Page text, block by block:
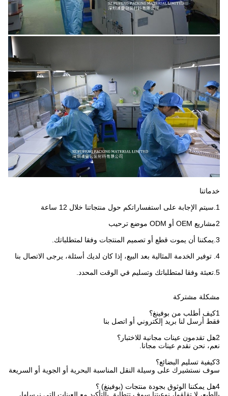
خدماتنا
1.سيتم الإجابة على استفساراتكم حول منتجاتنا خلال 12 ساعة
2مشاريع OEM أو ODM موضع ترحيب
3.يمكننا أن يموت قطع أو تصميم المنتجات وفقا لمتطلباتك.
4. توفير الخدمة المثالية بعد البيع، إذا كان لديك أسئلة، يرجى الاتصال بنا
5.تعبئة وفقا لمتطلباتك وتسليم في الوقت المحدد.
مشكلة مشتركة
1كيف أطلب من بوفينغ؟
فقط أرسل لنا بريد إلكتروني أو اتصل بنا
2هل تقدمون عينات مجانية للاختبار؟
نعم، نحن نقدم عينات مجانا.
3كيفية تسليم البضائع؟
سوف نستشيرك على وسيلة النقل المناسبة البحرية أو الجوية أو السريعة
4هل يمكننا الوثوق بجودة منتجات (بوفينغ) ؟